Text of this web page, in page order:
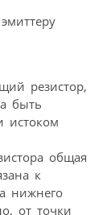
резистор,
быть
истоком
общая
к
нижнего
от точки